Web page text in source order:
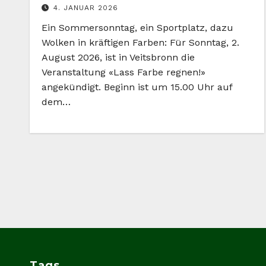
4. JANUAR 2026
Ein Sommersonntag, ein Sportplatz, dazu
Wolken in kräftigen Farben: Für Sonntag, 2.
August 2026, ist in Veitsbronn die
Veranstaltung «Lass Farbe regnen!»
angekündigt. Beginn ist um 15.00 Uhr auf
dem…